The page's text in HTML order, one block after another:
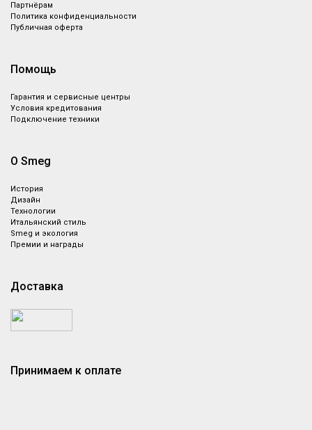
Партнёрам
Политика конфиденциальности
Публичная оферта
Помощь
Гарантия и сервисные центры
Условия кредитования
Подключение техники
О Smeg
История
Дизайн
Технологии
Итальянский стиль
Smeg и экология
Премии и награды
Доставка
Принимаем к оплате